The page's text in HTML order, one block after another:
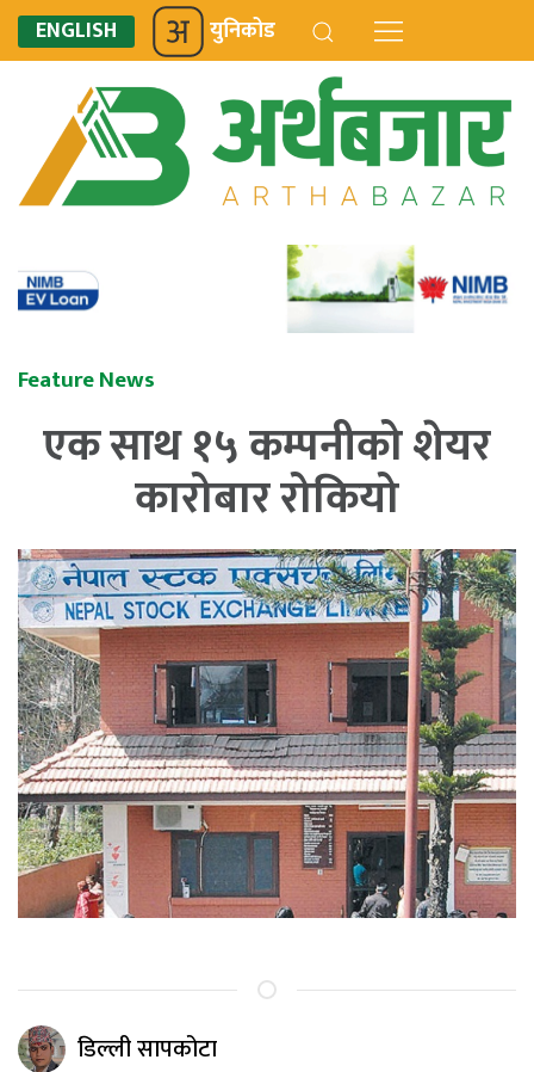
ENGLISH युनिकोड
Feature News
एक साथ १५ कम्पनीको शेयर
कारोबार रोकियो
डिल्ली सापकोटा